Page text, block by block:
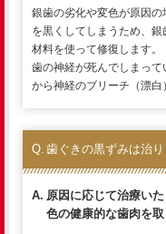
銀歯の劣化や変色が原因
を黒くしてしまうため、
材料を使って修復します。
歯の神経が死んでしまっ
から神経のブリーチ（漂白
歯ぐきの黒ずみは治り
原因に応じて治療い
色の健康的な歯肉を取